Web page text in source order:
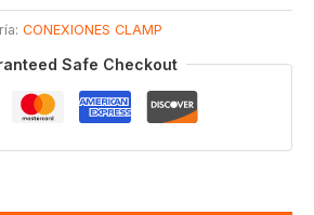
CONEXIONES CLAMP
Safe Checkout